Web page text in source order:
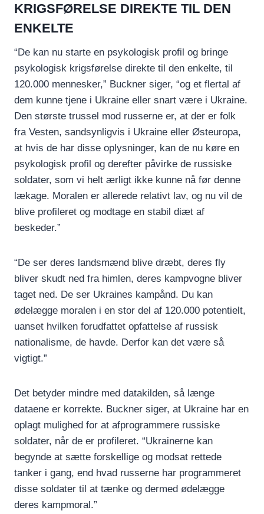
KRIGSFØRELSE DIREKTE TIL DEN
ENKELTE
“De kan nu starte en psykologisk profil og bringe
psykologisk krigsførelse direkte til den enkelte, til
120.000 mennesker,” Buckner siger, “og et flertal af
dem kunne tjene i Ukraine eller snart være i Ukraine.
Den største trussel mod russerne er, at der er folk
fra Vesten, sandsynligvis i Ukraine eller Østeuropa,
at hvis de har disse oplysninger, kan de nu køre en
psykologisk profil og derefter påvirke de russiske
soldater, som vi helt ærligt ikke kunne nå før denne
lækage. Moralen er allerede relativt lav, og nu vil de
blive profileret og modtage en stabil diæt af
beskeder.”
“De ser deres landsmænd blive dræbt, deres fly
bliver skudt ned fra himlen, deres kampvogne bliver
taget ned. De ser Ukraines kampånd. Du kan
ødelægge moralen i en stor del af 120.000 potentielt,
uanset hvilken forudfattet opfattelse af russisk
nationalisme, de havde. Derfor kan det være så
vigtigt.”
Det betyder mindre med datakilden, så længe
dataene er korrekte. Buckner siger, at Ukraine har en
oplagt mulighed for at afprogrammere russiske
soldater, når de er profileret. “Ukrainerne kan
begynde at sætte forskellige og modsat rettede
tanker i gang, end hvad russerne har programmeret
disse soldater til at tænke og dermed ødelægge
deres kampmoral.”